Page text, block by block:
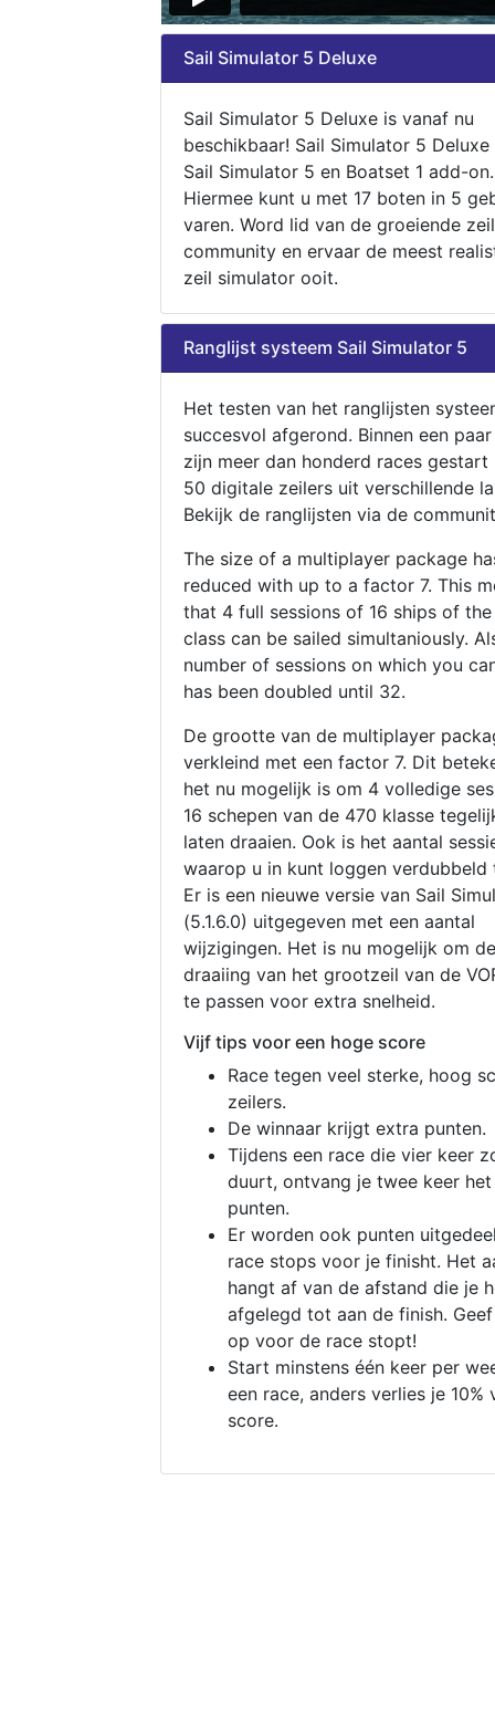
Sail Simulator 5 Deluxe
Sail Simulator 5 Deluxe is vanaf nu
beschikbaar! Sail Simulator 5
Sail Simulator 5 en Boatset 1 add-on.
Hiermee kunt u met 17 boten in 5
varen. Word lid van de groeiende zeil
community en ervaar de meest
zeil simulator ooit.
Ranglijst systeem Sail Simulator 5
Het testen van het ranglijsten
succesvol afgerond. Binnen een
zijn meer dan honderd races gestart
50 digitale zeilers uit verschillende
Bekijk de ranglijsten via de
The size of a multiplayer package
reduced with up to a factor 7. This
that 4 full sessions of 16 ships of
class can be sailed simultaniously.
number of sessions on which you
has been doubled until 32.
De grootte van de multiplayer
verkleind met een factor 7. Dit
het nu mogelijk is om 4 volledige
16 schepen van de 470 klasse
laten draaien. Ook is het aantal
waarop u in kunt loggen verdubbeld
Er is een nieuwe versie van Sail
(5.1.6.0) uitgegeven met een aantal
wijzigingen. Het is nu mogelijk om de
draaiing van het grootzeil van de
te passen voor extra snelheid.
Vijf tips voor een hoge score
Race tegen veel sterke, hoog
zeilers.
De winnaar krijgt extra punten.
Tijdens een race die vier keer
duurt, ontvang je twee keer
punten.
Er worden ook punten
race stops voor je finisht. Het
hangt af van de afstand die je
afgelegd tot aan de finish.
op voor de race stopt!
Start minstens één keer per
een race, anders verlies je 10%
score.